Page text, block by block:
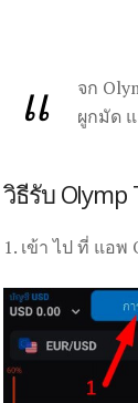
แ
จก
ผูกมัด
วิธีรับ Olymp
1. เข้า ไป ที่ แอพ